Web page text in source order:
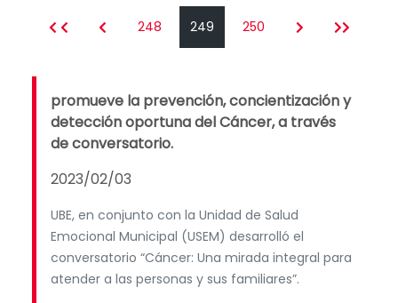
248 249 250
promueve la prevención, concientización y
detección oportuna del Cáncer, a través
de conversatorio.
2023/02/03
UBE, en conjunto con la Unidad de Salud
Emocional Municipal (USEM) desarrolló el
conversatorio “Cáncer: Una mirada integral para
atender a las personas y sus familiares”.